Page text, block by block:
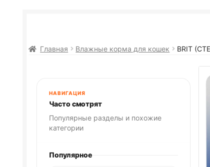
Главная Влажные корма для кошек BRIT
НАВИГАЦИЯ
Часто смотрят
Популярные разделы и похожие
категории
Популярное